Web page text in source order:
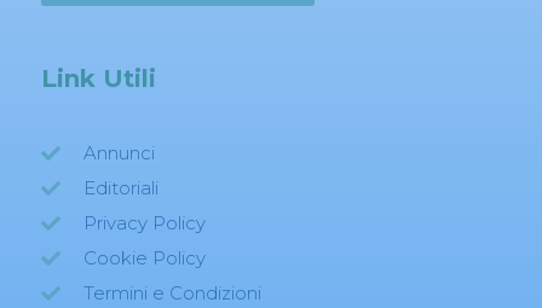
Link Utili
Annunci
Editoriali
Privacy Policy
Cookie Policy
Termini e Condizioni